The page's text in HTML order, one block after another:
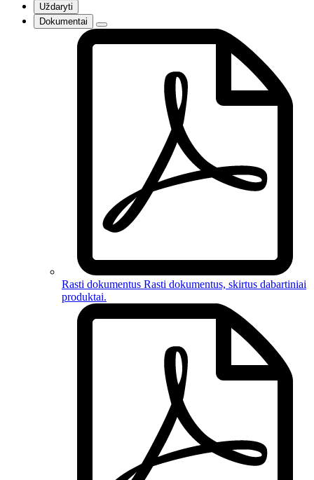
Uždaryti
Dokumentai
Rasti dokumentus Rasti dokumentus, skirtus dabartiniai
produktai.